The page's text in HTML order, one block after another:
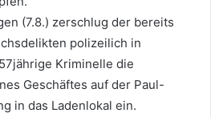
(7.8.) zerschlug der bereits
polizeilich in
Kriminelle die
Geschäftes auf der Paul-
in das Ladenlokal ein.